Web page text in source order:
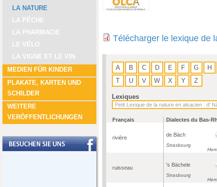
LA NATURE
LA PÊCHE
LA PHARMACIE
LE VÉLO
LA VIGNE ET LE VIN
MEDIEN FÜR KINDER
PLAKATE, KARTEN UND
SCHILDER
WEITERE
VERÖFFENTLICHUNGEN
Télécharger le lexique de
A B C D E F G
H
T
U V W X Y Z
Lexiques
Français Dialectes du Bas-
rivière de Bàch
Strasbourg
ruisseau 's Bächele
Strasbourg